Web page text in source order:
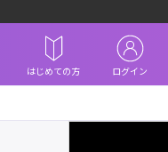
はじめての方 ログイン